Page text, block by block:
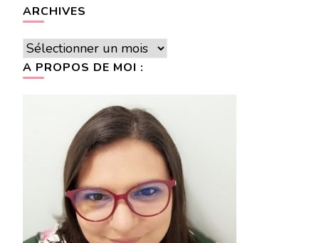
ARCHIVES
Archives
A PROPOS DE MOI :